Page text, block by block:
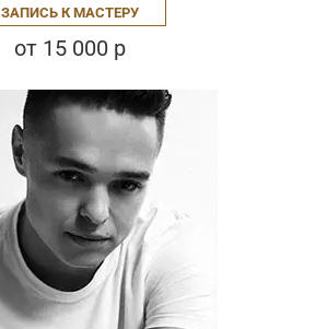
ЗАПИСЬ К МАСТЕРУ
от 15 000 р